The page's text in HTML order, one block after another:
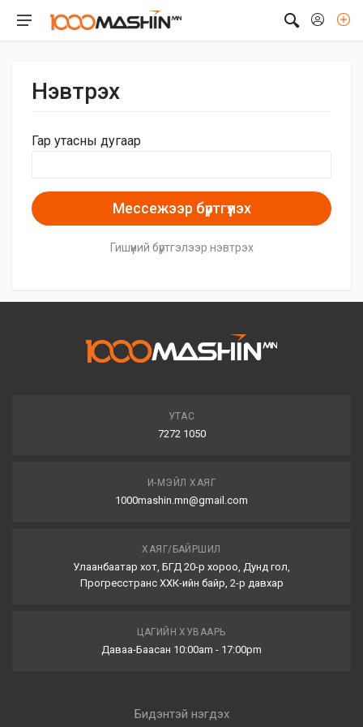
Нэвтрэх
Гар утасны дугаар
Мессежээр бүртгүүлэх
Гишүүний бүртгэлээр нэвтрэх
УТАС
7272 1050
И-МЭЙЛ ХАЯГ
1000mashin.mn@gmail.com
ХАЯГ/БАЙРШИЛ
Улаанбаатар хот, БГД 20-р хороо, Дунд гол,
Прогресстранс ХХК-ийн байр, 2-р давхар
ЦАГИЙН ХУВААРЬ
Даваа-Баасан 10:00am - 17:00pm
Бидэнтэй нэгдэх